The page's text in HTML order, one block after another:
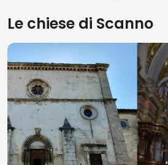
Le chiese di Scanno